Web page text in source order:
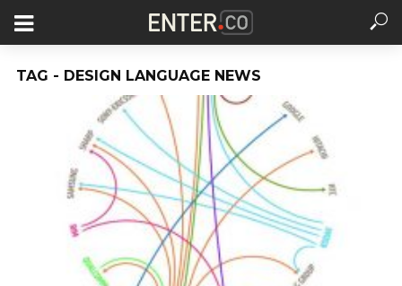
TAG - DESIGN LANGUAGE NEWS